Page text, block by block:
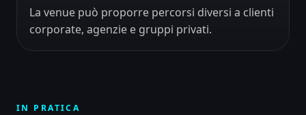
La venue può proporre percorsi diversi a clienti
corporate, agenzie e gruppi privati.
IN PRATICA